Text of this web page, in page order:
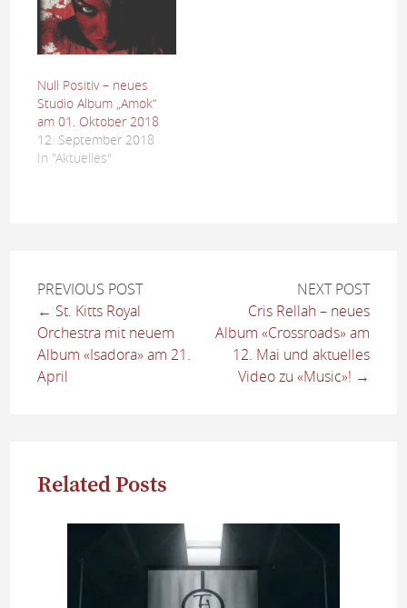
Null Positiv – neues
Studio Album „Amok“
am 01. Oktober 2018
12. September 2018
In "Aktuelles"
PREVIOUS POST
← St. Kitts Royal
Orchestra mit neuem
Album «Isadora» am 21.
April
NEXT POST
Cris Rellah – neues
Album «Crossroads» am
12. Mai und aktuelles
Video zu «Music»! →
Related Posts